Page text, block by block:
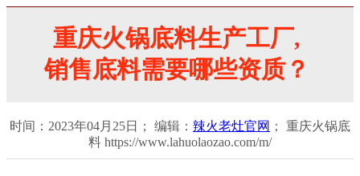
重庆火锅底料生产工厂,
销售底料需要哪些资质？
时间：2023年04月25日； 编辑： 辣火老灶官网 ； 重庆火锅底
料 https://www.lahuolaozao.com/m/